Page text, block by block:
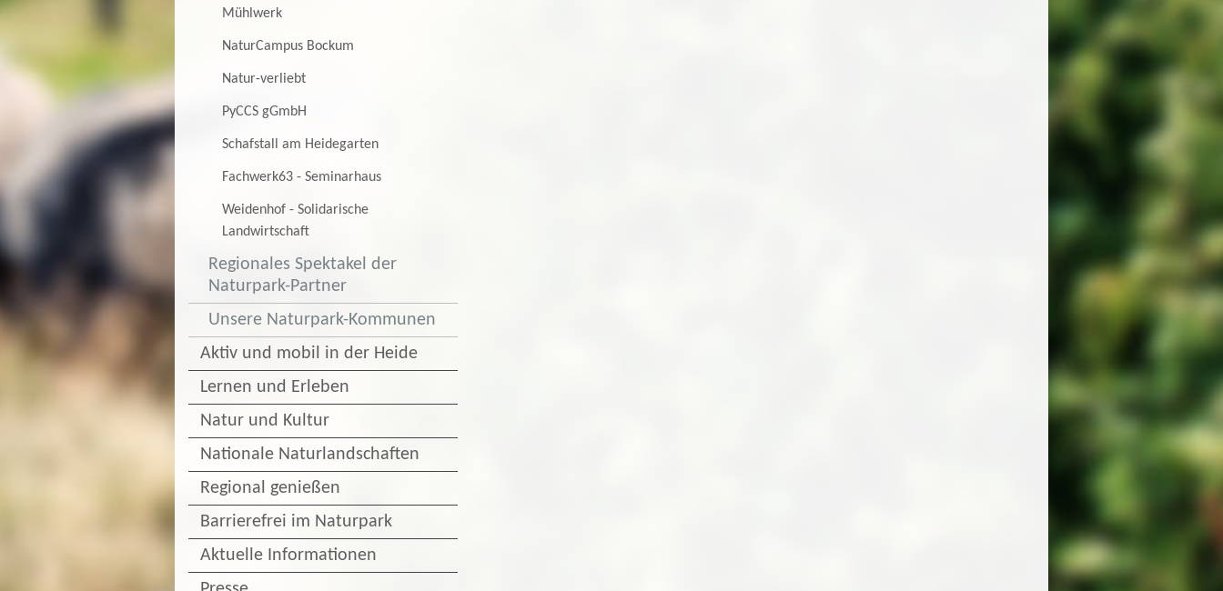
Mühlwerk
NaturCampus Bockum
Natur-verliebt
PyCCS gGmbH
Schafstall am Heidegarten
Fachwerk63 - Seminarhaus
Weidenhof - Solidarische
Landwirtschaft
Regionales Spektakel der
Naturpark-Partner
Unsere Naturpark-Kommunen
Aktiv und mobil in der Heide
Lernen und Erleben
Natur und Kultur
Nationale Naturlandschaften
Regional genießen
Barrierefrei im Naturpark
Aktuelle Informationen